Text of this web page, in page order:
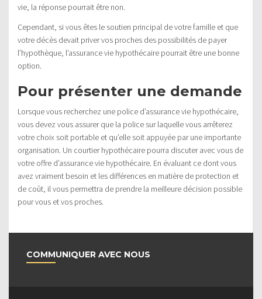
vie, la réponse pourrait être non.
Cependant, si vous êtes le soutien principal de votre famille et que
votre décès devait priver vos proches des possibilités de payer
l’hypothèque, l’assurance vie hypothécaire pourrait être une bonne
option.
Pour présenter une demande
Lorsque vous recherchez une police d’assurance vie hypothécaire,
vous devez vous assurer que la police sur laquelle vous arrêterez
votre choix soit portable et qu’elle soit appuyée par une importante
organisation. Un courtier hypothécaire pourra discuter avec vous de
votre offre d’assurance vie hypothécaire. En évaluant ce dont vous
avez vraiment besoin et les différences en matière de protection et
de coût, il vous permettra de prendre la meilleure décision possible
pour vous et vos proches.
COMMUNIQUER AVEC NOUS